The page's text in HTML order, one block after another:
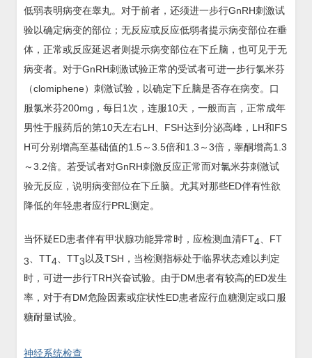
低弱表明病变在睾丸。对于前者，还须进一步行GnRH刺激试
验以确定病变的部位；无反应或反应低弱者提示病变部位在垂
体，正常或反应延迟者则提示病变部位在下丘脑，也可见于无
病变者。对于GnRH刺激试验正常的受试者可进一步行氯米芬
（clomiphene）刺激试验，以确定下丘脑是否存在病变。口
服氯米芬200mg，每日1次，连服10天，一般而言，正常成年
男性于服药后的第10天左右LH、FSH达到分泌高峰，LH和FS
H可分别增高至基础值的1.5～3.5倍和1.3～3倍，睾酮增高1.3
～3.2倍。若受试者对GnRH刺激反应正常而对氯米芬刺激试
验无反应，说明病变部位在下丘脑。尤其对那些ED伴有性欲
降低的年轻患者应行PRL测定。
当怀疑ED患者伴有甲状腺功能异常时，应检测血清FT4 、FT
3 、TT4 、TT3以及TSH，当检测指标处于临界状态难以判定
时，可进一步行TRH兴奋试验。由于DM患者有较高的ED发生
率，对于有DM危险因素或症状性ED患者应行血糖测定或口服
糖耐量试验。
神经系统检查